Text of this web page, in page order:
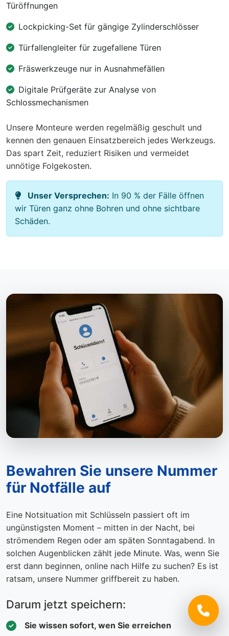
Türöffnungen
Lockpicking-Set für gängige Zylinderschlösser
Türfallengleiter für zugefallene Türen
Fräswerkzeuge nur in Ausnahmefällen
Digitale Prüfgeräte zur Analyse von
Schlossmechanismen
Unsere Monteure werden regelmäßig geschult und
kennen den genauen Einsatzbereich jedes Werkzeugs.
Das spart Zeit, reduziert Risiken und vermeidet
unnötige Folgekosten.
Unser Versprechen: In 90 % der Fälle öffnen
wir Türen ganz ohne Bohren und ohne sichtbare
Schäden.
Bewahren Sie unsere Nummer
für Notfälle auf
Eine Notsituation mit Schlüsseln passiert oft im
ungünstigsten Moment – mitten in der Nacht, bei
strömendem Regen oder am späten Sonntagabend. In
solchen Augenblicken zählt jede Minute. Was, wenn Sie
erst dann beginnen, online nach Hilfe zu suchen? Es ist
ratsam, unsere Nummer griffbereit zu haben.
Darum jetzt speichern:
Sie wissen sofort, wen Sie erreichen